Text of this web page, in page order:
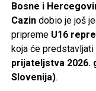
Bosne i
Cazindobio je još
pripreme U16
koja će
prijateljstva 2026.
Slovenija).